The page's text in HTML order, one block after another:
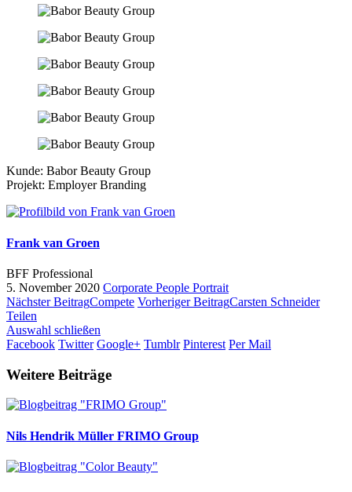
Kunde: Babor Beauty Group
Projekt: Employer Branding
Frank van Groen
BFF Professional
5. November 2020 Corporate People Portrait
Nächster BeitragCompete Vorheriger BeitragCarsten Schneider
Teilen
Auswahl schließen
Facebook Twitter Google+ Tumblr Pinterest Per Mail
Weitere Beiträge
Nils Hendrik Müller FRIMO Group